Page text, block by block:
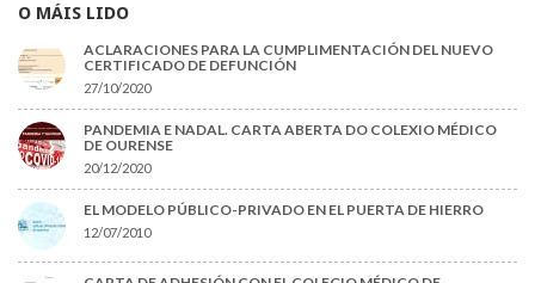
O MÁIS LIDO
ACLARACIONES PARA LA CUMPLIMENTACIÓN DEL NUEVO
CERTIFICADO DE DEFUNCIÓN
27/10/2020
PANDEMIA E NADAL. CARTA ABERTA DO COLEXIO MÉDICO
DE OURENSE
20/12/2020
EL MODELO PÚBLICO-PRIVADO EN EL PUERTA DE HIERRO
12/07/2010